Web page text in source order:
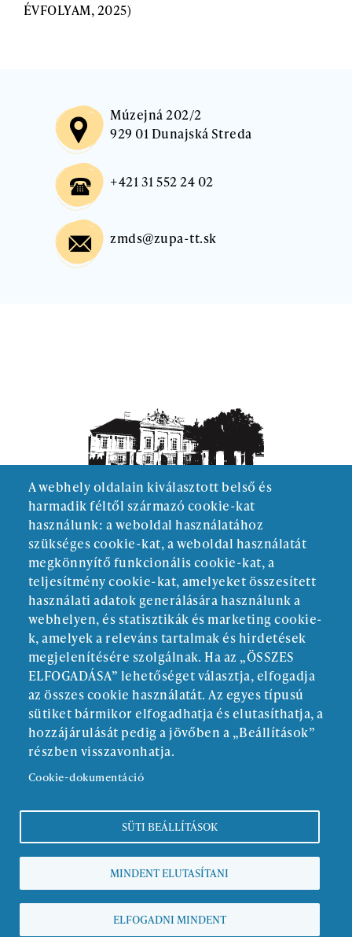
ÉVFOLYAM, 2025)
A webhely oldalain kiválasztott belső és
harmadik féltől származó cookie-kat
használunk: a weboldal használatához
szükséges cookie-kat, a weboldal használatát
megkönnyítő funkcionális cookie-kat, a
teljesítmény cookie-kat, amelyeket összesített
használati adatok generálására használunk a
webhelyen, és statisztikák és marketing cookie-
k, amelyek a releváns tartalmak és hirdetések
megjelenítésére szolgálnak. Ha az „ÖSSZES
ELFOGADÁSA” lehetőséget választja, elfogadja
az összes cookie használatát. Az egyes típusú
sütiket bármikor elfogadhatja és elutasíthatja, a
hozzájárulását pedig a jövőben a „Beállítások”
részben visszavonhatja.
Cookie-dokumentáció
SÜTI BEÁLLÍTÁSOK
MINDENT ELUTASÍTANI
ELFOGADNI MINDENT
Múzejná 202/2
929 01 Dunajská Streda
+421 31 552 24 02
zmds@zupa-tt.sk
ALAPÍTÓ:
Kötelező közzététel
Adatvédelmi nyilatkozat
Copyright © zmds.eu | web design:epix media